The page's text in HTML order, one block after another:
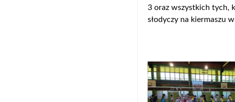
3 oraz wszystkich tych,
słodyczy na kiermaszu